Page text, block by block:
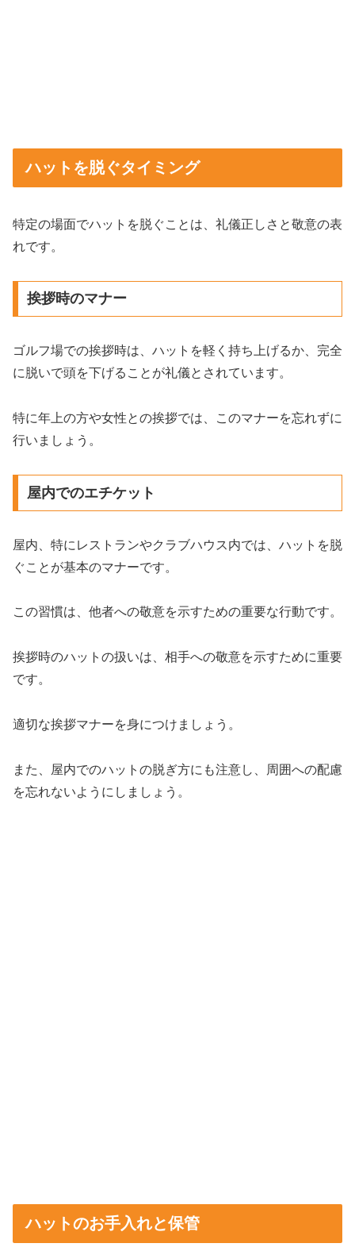
ハットを脱ぐタイミング
特定の場面でハットを脱ぐことは、礼儀正しさと敬意の表
れです。
挨拶時のマナー
ゴルフ場での挨拶時は、ハットを軽く持ち上げるか、完全
に脱いで頭を下げることが礼儀とされています。
特に年上の方や女性との挨拶では、このマナーを忘れずに
行いましょう。
屋内でのエチケット
屋内、特にレストランやクラブハウス内では、ハットを脱
ぐことが基本のマナーです。
この習慣は、他者への敬意を示すための重要な行動です。
挨拶時のハットの扱いは、相手への敬意を示すために重要
です。
適切な挨拶マナーを身につけましょう。
また、屋内でのハットの脱ぎ方にも注意し、周囲への配慮
を忘れないようにしましょう。
ハットのお手入れと保管